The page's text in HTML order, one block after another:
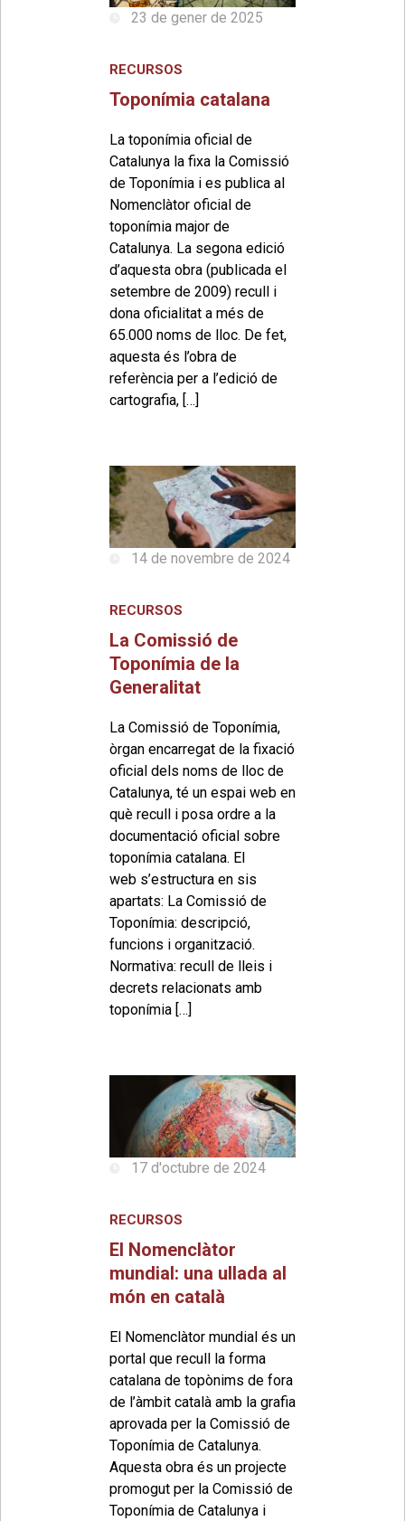
23 de gener de 2025
RECURSOS
Toponímia catalana
La toponímia oficial de
Catalunya la fixa la Comissió
de Toponímia i es publica al
Nomenclàtor oficial de
toponímia major de
Catalunya. La segona edició
d’aquesta obra (publicada el
setembre de 2009) recull i
dona oficialitat a més de
65.000 noms de lloc. De fet,
aquesta és l’obra de
referència per a l’edició de
cartografia, […]
14 de novembre de 2024
RECURSOS
La Comissió de
Toponímia de la
Generalitat
La Comissió de Toponímia,
òrgan encarregat de la fixació
oficial dels noms de lloc de
Catalunya, té un espai web en
què recull i posa ordre a la
documentació oficial sobre
toponímia catalana. El
web s’estructura en sis
apartats: La Comissió de
Toponímia: descripció,
funcions i organització.
Normativa: recull de lleis i
decrets relacionats amb
toponímia […]
17 d'octubre de 2024
RECURSOS
El Nomenclàtor
mundial: una ullada al
món en català
El Nomenclàtor mundial és un
portal que recull la forma
catalana de topònims de fora
de l’àmbit català amb la grafia
aprovada per la Comissió de
Toponímia de Catalunya.
Aquesta obra és un projecte
promogut per la Comissió de
Toponímia de Catalunya i